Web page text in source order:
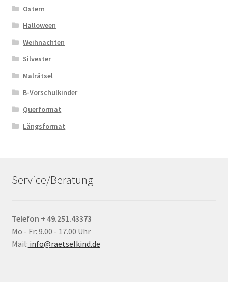
Ostern
Halloween
Weihnachten
Silvester
Malrätsel
B-Vorschulkinder
Querformat
Längsformat
Service/Beratung
Telefon + 49.251.43373
Mo - Fr: 9.00 - 17.00 Uhr
Mail: info@raetselkind.de